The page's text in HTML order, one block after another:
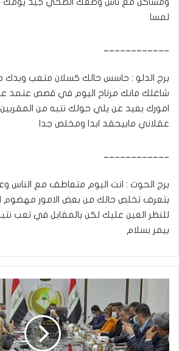
لمسا
برج الدلو : حاسس حالك كسلان متعب
شاغلك مانك مرتاح اليوم في قصص
امورك بعيد عن يلي حولك نتبه من
عقلاني مابيحقد ابدا ومخلص جدا
برج الحوت : انت اليوم متعاطف مع الناس
بتعرف تخلص حالك من بعض الامور
للنظر العين عليك لكن بالمقابل في تعب
بيمر بسلام
الخفاجي:
مبالغ
مالية
عاجلة
لمديرية